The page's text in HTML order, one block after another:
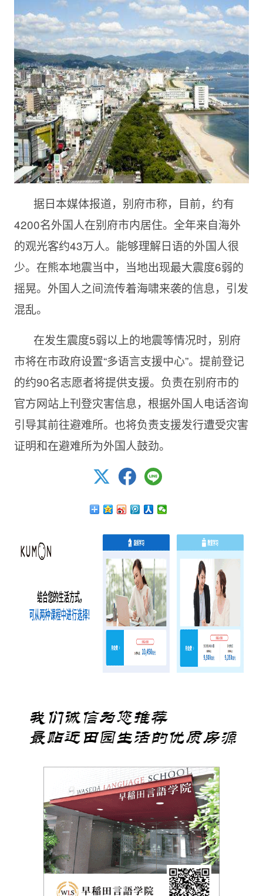
据日本媒体报道，别府市称，目前，约有
4200名外国人在别府市内居住。全年来自海外
的观光客约43万人。能够理解日语的外国人很
少。在熊本地震当中，当地出现最大震度6弱的
摇晃。外国人之间流传着海啸来袭的信息，引发
混乱。
在发生震度5弱以上的地震等情况时，别府
市将在市政府设置“多语言支援中心”。提前登记
的约90名志愿者将提供支援。负责在别府市的
官方网站上刊登灾害信息，根据外国人电话咨询
引导其前往避难所。也将负责支援发行遭受灾害
证明和在避难所为外国人鼓劲。